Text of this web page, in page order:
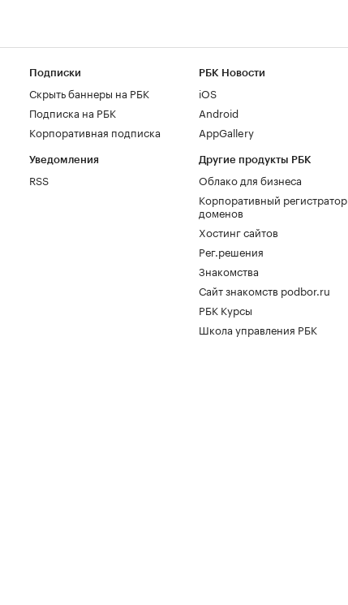
Подписки
Скрыть баннеры на РБК
Подписка на РБК
Корпоративная подписка
Уведомления
RSS
РБК Новости
iOS
Android
AppGallery
Другие продукты РБК
Облако для бизнеса
Корпоративный регистратор
доменов
Хостинг сайтов
Рег.решения
Знакомства
Сайт знакомств podbor.ru
РБК Курсы
Школа управления РБК